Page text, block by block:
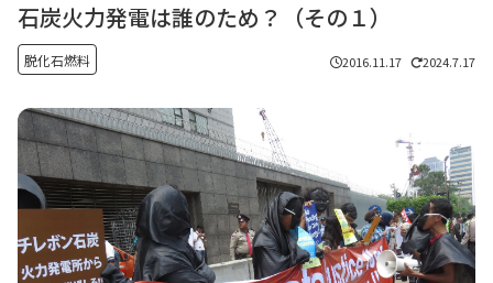
石炭火力発電は誰のため？（その１）
脱化石燃料 2016.11.17 2024.7.17